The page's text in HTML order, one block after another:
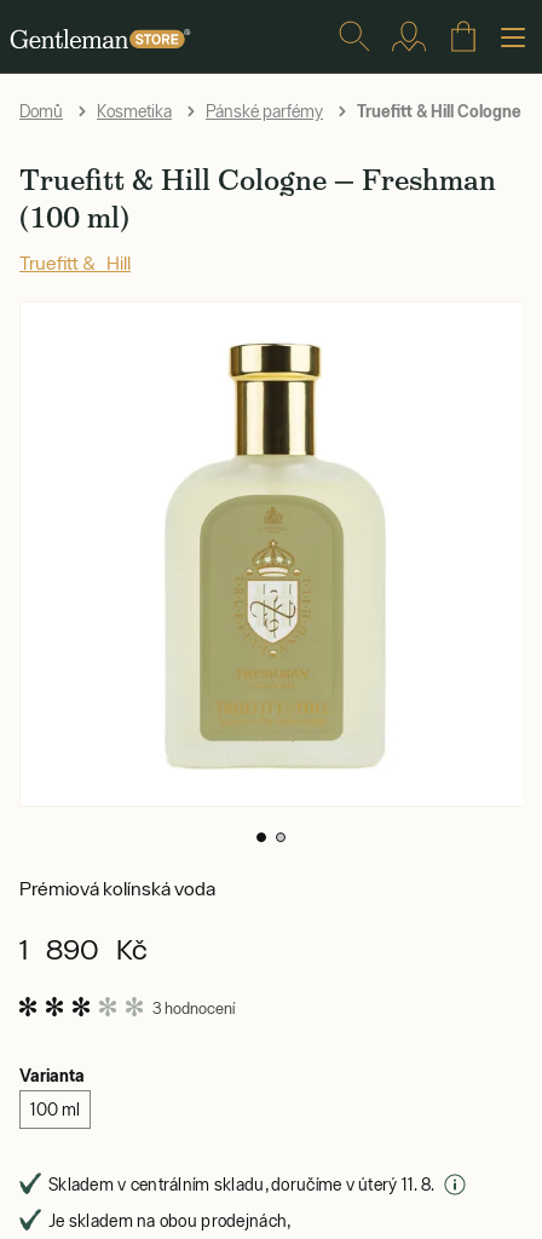
Domů Kosmetika Pánské parfémy Truefitt & Hill Cologne —
Truefitt & Hill Cologne — Freshman
(100 ml)
Truefitt & Hill
Prémiová kolínská voda
1 890 Kč
3 hodnocení
Varianta
100 ml
Skladem v centrálním skladu, doručíme v úterý 11. 8.
Je skladem na obou prodejnách,